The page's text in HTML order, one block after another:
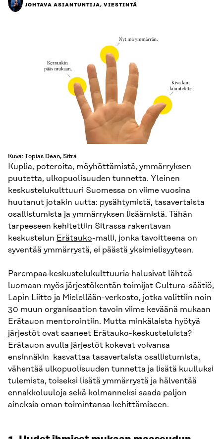
JOHTAVA ASIANTUNTIJA, VIESTINTÄ
Kuva: Topias Dean, Sitra
Kuplia, poteroita, möyhöttämistä, ymmärryksen
puutetta, ulkopuolisuuden tunnetta. Yleinen
keskustelukulttuuri Suomessa on viime vuosina
huutanut jotakin uutta: pysähtymistä, tasavertaista
osallistumista ja ymmärryksen lisäämistä. Tähän
tarpeeseen kehitettiin Sitrassa rakentavan
keskustelun Erätauko-malli, jonka tavoitteena on
syventää ymmärrystä, ei päästä yksimielisyyteen.
Parempaa keskustelukulttuuria halusivat lähteä
luomaan myös järjestökentän toimijat Cultura-säätiö,
Lapin Liitto ja Mielellään-verkosto, jotka valittiin noin
30 muun organisaation tavoin viime keväänä mukaan
Erätauon mentorointiin. Mutta minkälaista hyötyä
järjestöt ovat saaneet Erätauko-keskusteluista?
Erätauon avulla järjestöt kokevat voivansa
ensinnäkin kasvattaa tasavertaista osallistumista,
vähentää ulkopuolisuuden tunnetta ja lisätä kuulluksi
tulemista, toiseksi lisätä ymmärrystä ja hälventää
ennakkoluuloja sekä kolmanneksi saada paljon
aineksia oman toimintansa kehittämiseen.